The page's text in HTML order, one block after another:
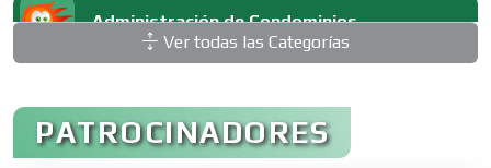
Administración de Condominios
Administración de Empresas
Ver todas las Categorías
PATROCINADORES